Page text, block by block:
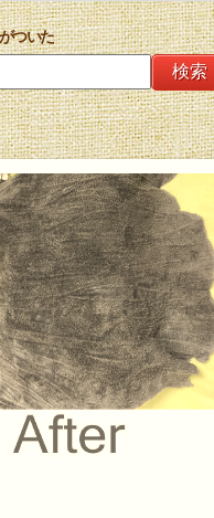
ついた